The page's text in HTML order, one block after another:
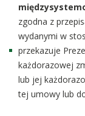
zgodna z
wydanymi w
przekazuje
każdorazowej
lub jej
tej umowy lub